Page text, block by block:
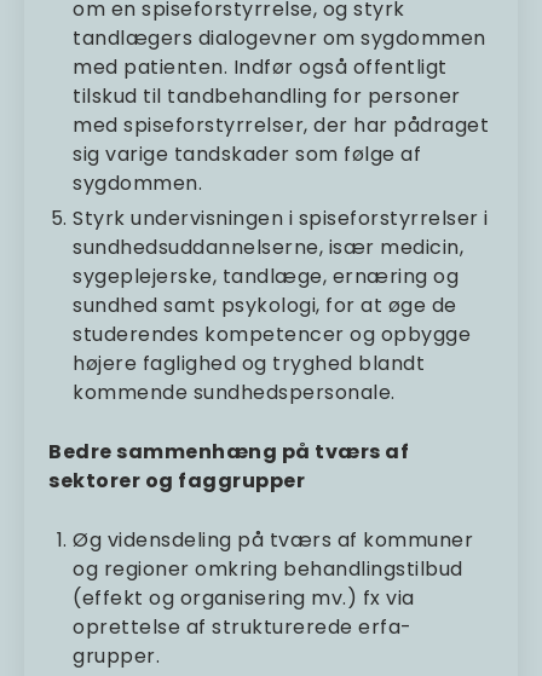
om en spiseforstyrrelse, og styrk
tandlægers dialogevner om sygdommen
med patienten. Indfør også offentligt
tilskud til tandbehandling for personer
med spiseforstyrrelser, der har pådraget
sig varige tandskader som følge af
sygdommen.
Styrk undervisningen i spiseforstyrrelser i
sundhedsuddannelserne, især medicin,
sygeplejerske, tandlæge, ernæring og
sundhed samt psykologi, for at øge de
studerendes kompetencer og opbygge
højere faglighed og tryghed blandt
kommende sundhedspersonale.
Bedre sammenhæng på tværs af
sektorer og faggrupper
Øg vidensdeling på tværs af kommuner
og regioner omkring behandlingstilbud
(effekt og organisering mv.) fx via
oprettelse af strukturerede erfa-
grupper.